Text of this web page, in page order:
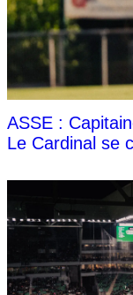
ASSE :
Le Cardinal se